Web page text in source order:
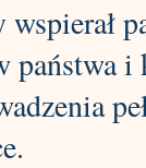
państwa i